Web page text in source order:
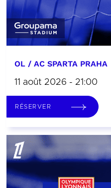
OL / AC SPARTA PRAHA
11 août 2026 - 21:00
RÉSERVER